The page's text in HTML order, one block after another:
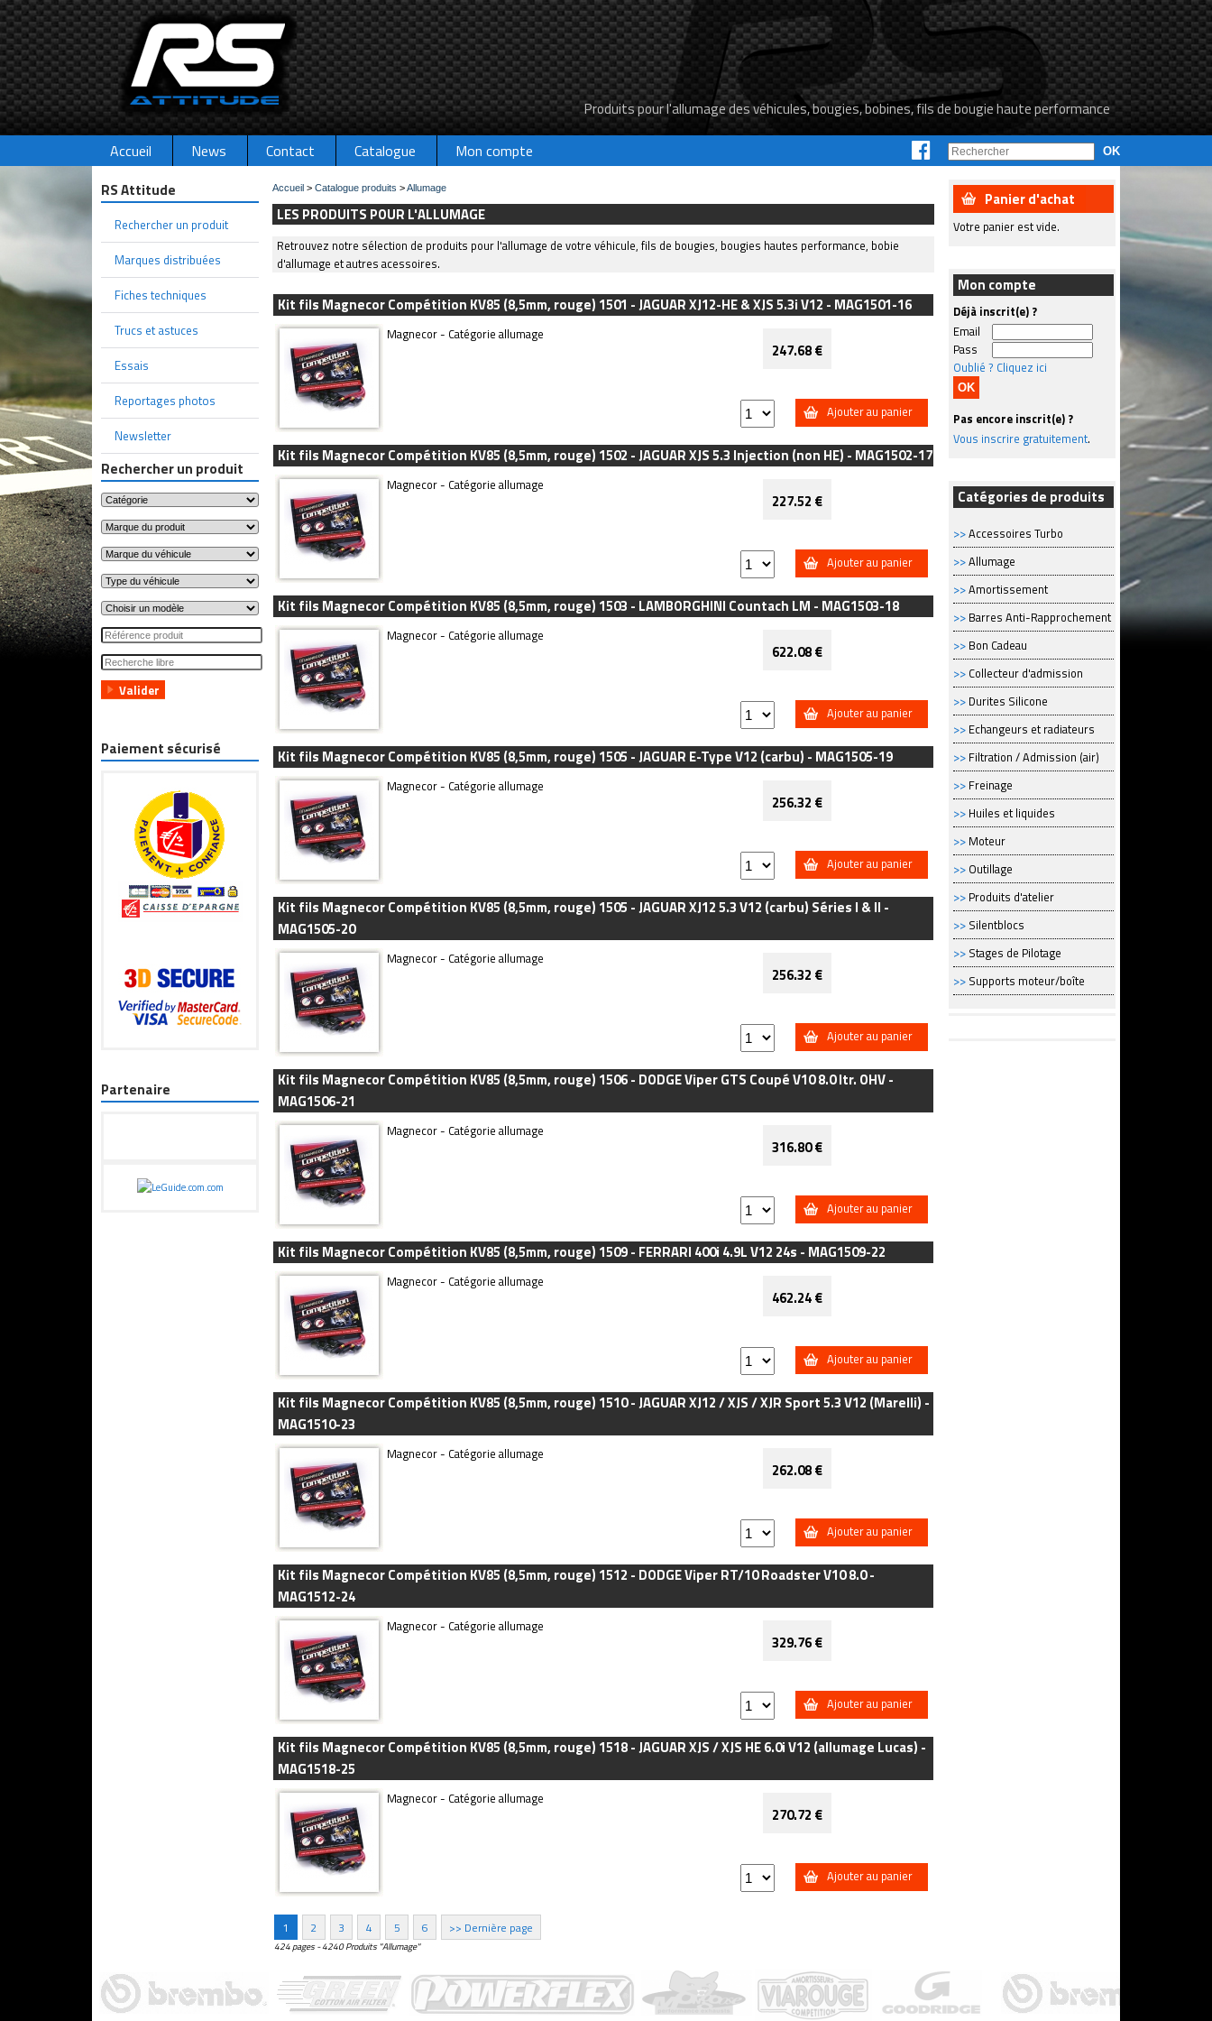
Produits pour l'allumage des véhicules, bougies, bobines, fils de bougie haute performance
Accueil News Contact Catalogue Mon compte
RS Attitude
Rechercher un produit
Marques distribuées
Fiches techniques
Trucs et astuces
Essais
Reportages photos
Newsletter
Rechercher un produit
Paiement sécurisé
Partenaire
Accueil > Catalogue produits >Allumage
LES PRODUITS POUR L'ALLUMAGE
Retrouvez notre sélection de produits pour l'allumage de votre véhicule, fils de bougies, bougies hautes performance, bobie
d'allumage et autres acessoires.
Kit fils Magnecor Compétition KV85 (8,5mm, rouge) 1501 - JAGUAR XJ12-HE & XJS 5.3i V12 - MAG1501-16
Magnecor - Catégorie allumage
247.68 €
Ajouter au panier
Kit fils Magnecor Compétition KV85 (8,5mm, rouge) 1502 - JAGUAR XJS 5.3 Injection (non HE) - MAG1502-17
Magnecor - Catégorie allumage
227.52 €
Ajouter au panier
Kit fils Magnecor Compétition KV85 (8,5mm, rouge) 1503 - LAMBORGHINI Countach LM - MAG1503-18
Magnecor - Catégorie allumage
622.08 €
Ajouter au panier
Kit fils Magnecor Compétition KV85 (8,5mm, rouge) 1505 - JAGUAR E-Type V12 (carbu) - MAG1505-19
Magnecor - Catégorie allumage
256.32 €
Ajouter au panier
Kit fils Magnecor Compétition KV85 (8,5mm, rouge) 1505 - JAGUAR XJ12 5.3 V12 (carbu) Séries I & II -
MAG1505-20
Magnecor - Catégorie allumage
256.32 €
Ajouter au panier
Kit fils Magnecor Compétition KV85 (8,5mm, rouge) 1506 - DODGE Viper GTS Coupé V10 8.0 ltr. OHV -
MAG1506-21
Magnecor - Catégorie allumage
316.80 €
Ajouter au panier
Kit fils Magnecor Compétition KV85 (8,5mm, rouge) 1509 - FERRARI 400i 4.9L V12 24s - MAG1509-22
Magnecor - Catégorie allumage
462.24 €
Ajouter au panier
Kit fils Magnecor Compétition KV85 (8,5mm, rouge) 1510 - JAGUAR XJ12 / XJS / XJR Sport 5.3 V12 (Marelli) -
MAG1510-23
Magnecor - Catégorie allumage
262.08 €
Ajouter au panier
Kit fils Magnecor Compétition KV85 (8,5mm, rouge) 1512 - DODGE Viper RT/10 Roadster V10 8.0 -
MAG1512-24
Magnecor - Catégorie allumage
329.76 €
Ajouter au panier
Kit fils Magnecor Compétition KV85 (8,5mm, rouge) 1518 - JAGUAR XJS / XJS HE 6.0i V12 (allumage Lucas) -
MAG1518-25
Magnecor - Catégorie allumage
270.72 €
Ajouter au panier
1 2 3 4 5 6 >> Dernière page
424 pages - 4240 Produits "Allumage"
Panier d'achat
Votre panier est vide.
Mon compte
Déjà inscrit(e) ?
Email
Pass
Oublié ? Cliquez ici
Pas encore inscrit(e) ?
Vous inscrire gratuitement.
Catégories de produits
>>Accessoires Turbo
>>Allumage
>>Amortissement
>> Barres Anti-Rapprochement
>> Bon Cadeau
>> Collecteur d'admission
>> Durites Silicone
>> Echangeurs et radiateurs
>> Filtration / Admission (air)
>> Freinage
>> Huiles et liquides
>> Moteur
>> Outillage
>> Produits d'atelier
>> Silentblocs
>> Stages de Pilotage
>> Supports moteur/boîte